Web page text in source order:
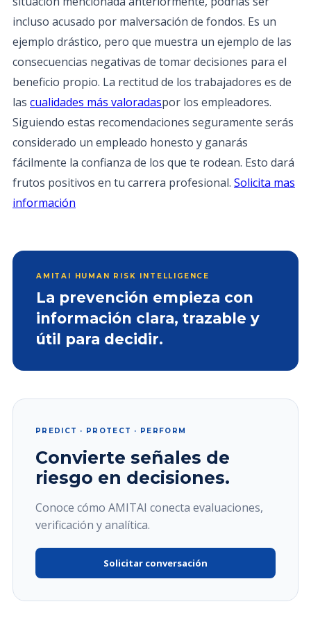
incluso acusado por malversación de fondos. Es un
ejemplo drástico, pero que muestra un ejemplo de las
consecuencias negativas de tomar decisiones para el
beneficio propio. La rectitud de los trabajadores es de
las cualidades más valoradaspor los empleadores.
Siguiendo estas recomendaciones seguramente serás
considerado un empleado honesto y ganarás
fácilmente la confianza de los que te rodean. Esto dará
frutos positivos en tu carrera profesional. Solicita mas
información
AMITAI HUMAN RISK INTELLIGENCE
La prevención empieza con
información clara, trazable y
útil para decidir.
PREDICT · PROTECT · PERFORM
Convierte señales de
riesgo en decisiones.
Conoce cómo AMITAI conecta evaluaciones,
verificación y analítica.
Solicitar conversación